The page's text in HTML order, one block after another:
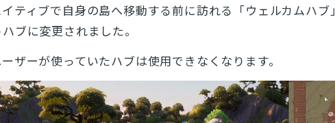
ティブで自身の島へ移動する前に訪れる「ウェルカムハブ」
ブに変更されました。
ザーが使っていたハブは使用できなくなります。
とじる
検索